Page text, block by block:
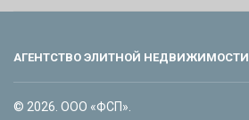
АГЕНТСТВО ЭЛИТНОЙ НЕДВИЖИМОСТИ
© 2026. ООО «ФСП».